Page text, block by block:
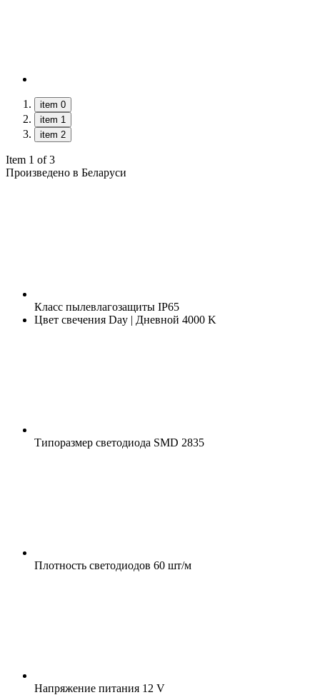
item 0
item 1
item 2
Item 1 of 3
Произведено в Беларуси
Класс пылевлагозащиты IP65
Цвет свечения Day | Дневной 4000 K
Типоразмер светодиода SMD 2835
Плотность светодиодов 60 шт/м
Напряжение питания 12 V